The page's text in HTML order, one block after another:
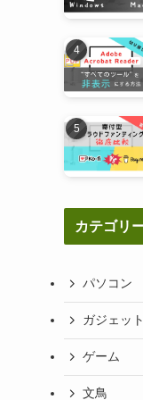
カテゴリ
パソコン
ガジェット
ゲーム
文鳥